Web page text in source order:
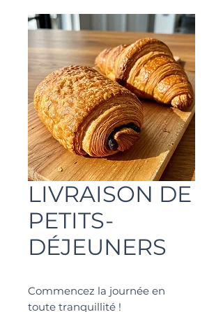
LIVRAISON DE
PETITS-
DÉJEUNERS
Commencez la journée en
toute tranquillité !